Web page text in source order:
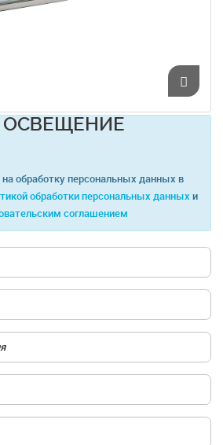
ОСВЕЩЕНИЕ
обработку персональных данных в
обработки персональных данных и
соглашением